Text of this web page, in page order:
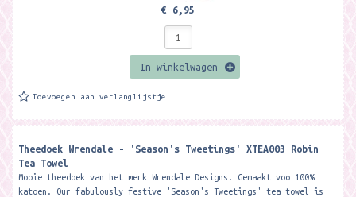
€ 6,95
In winkelwagen
Toevoegen aan verlanglijstje
Theedoek Wrendale - 'Season's Tweetings' XTEA003 Robin
Tea Towel
Mooie theedoek van het merk Wrendale Designs. Gemaakt voo 100%
katoen. Our fabulously festive 'Season's Tweetings' tea towel is